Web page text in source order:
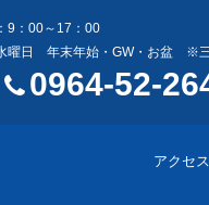
9：00～17：00
曜日 年末年始・GW・お盆 ※三
0964-52-
アクセ